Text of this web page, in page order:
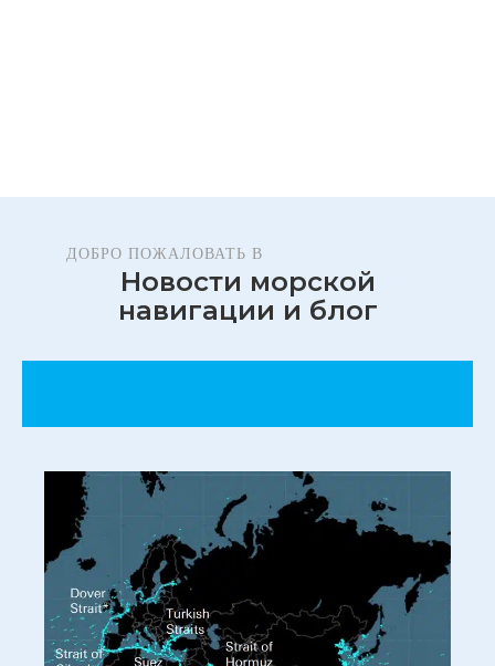
ДОБРО ПОЖАЛОВАТЬ В
Новости морской
навигации и блог